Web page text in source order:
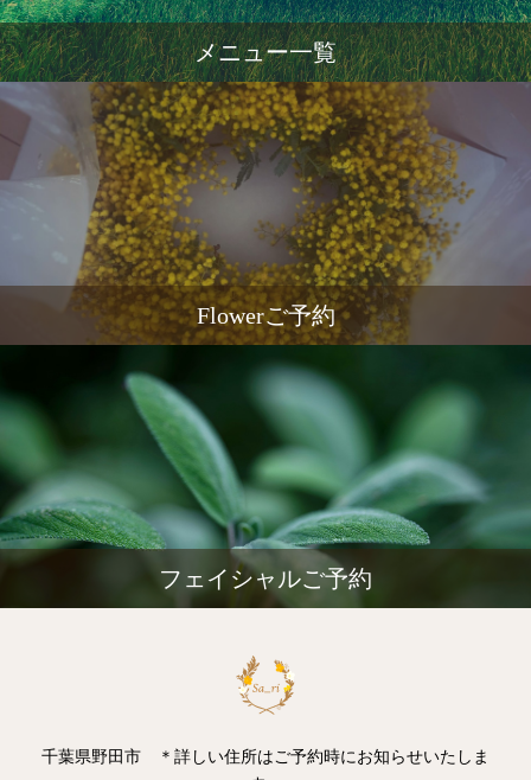
メニュー一覧
Flowerご予約
フェイシャルご予約
千葉県野田市 ＊詳しい住所はご予約時にお知らせいたしま